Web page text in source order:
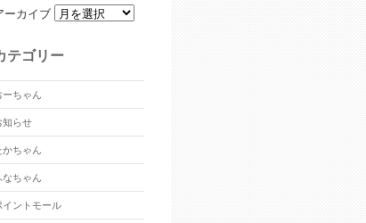
ーカイブ
テゴリー
ーちゃん
知らせ
かちゃん
なちゃん
イントモール